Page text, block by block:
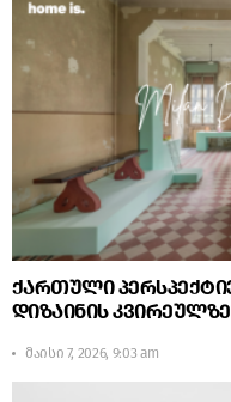
ქართული
დიზაინის კვირეულზე
მაისი 7, 2026, 9:03 am